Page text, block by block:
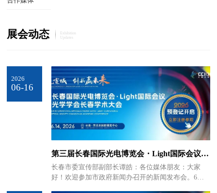
展会动态
Exhibition
Updates
2026
06-16
第三届长春国际光电博览会・Light国际会议暨
中国光学学会长春学术大会闭幕新闻发布会召
开
长春市委宣传部副部长谭皓：各位媒体朋友：大家
好！欢迎参加市政府新闻办召开的新闻发布会。6月